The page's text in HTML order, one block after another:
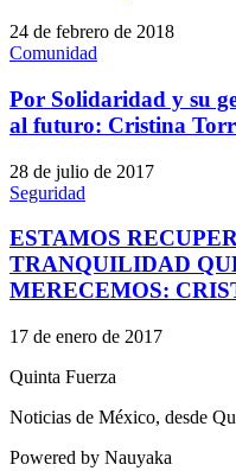
24 de febrero de 2018
Comunidad
Por Solidaridad y su
al futuro: Cristina
28 de julio de 2017
Seguridad
ESTAMOS
TRANQUILIDAD
MERECEMOS:
17 de enero de 2017
Quinta Fuerza
Noticias de México, desde
Powered by Nauyaka